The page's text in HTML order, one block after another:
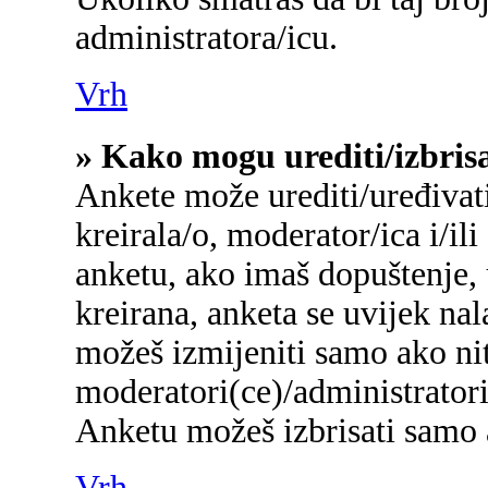
administratora/icu.
Vrh
» Kako mogu urediti/
Ankete može urediti/
kreirala/o, moderator/ica i/
anketu, ako imaš
kreirana, anketa se uvijek
možeš izmijeniti samo ako
moderatori(ce)/
Anketu možeš izbrisati